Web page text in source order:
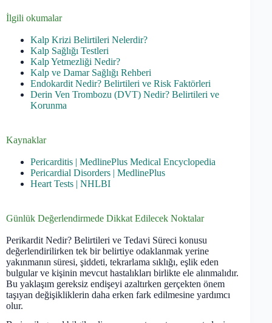
İlgili okumalar
Kalp Krizi Belirtileri Nelerdir?
Kalp Sağlığı Testleri
Kalp Yetmezliği Nedir?
Kalp ve Damar Sağlığı Rehberi
Endokardit Nedir? Belirtileri ve Risk Faktörleri
Derin Ven Trombozu (DVT) Nedir? Belirtileri ve
Korunma
Kaynaklar
Pericarditis | MedlinePlus Medical Encyclopedia
Pericardial Disorders | MedlinePlus
Heart Tests | NHLBI
Günlük Değerlendirmede Dikkat Edilecek Noktalar
Perikardit Nedir? Belirtileri ve Tedavi Süreci konusu
değerlendirilirken tek bir belirtiye odaklanmak yerine
yakınmanın süresi, şiddeti, tekrarlama sıklığı, eşlik eden
bulgular ve kişinin mevcut hastalıkları birlikte ele alınmalıdır.
Bu yaklaşım gereksiz endişeyi azaltırken gerçekten önem
taşıyan değişikliklerin daha erken fark edilmesine yardımcı
olur.